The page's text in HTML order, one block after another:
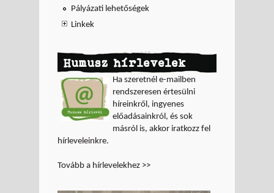
Pályázati lehetőségek
Linkek
Humusz hírlevelek
Ha szeretnél e-mailben
rendszeresen értesülni
híreinkről, ingyenes
előadásainkról, és sok
másról is, akkor iratkozz fel
hírleveleinkre.
Tovább a hírlevelekhez >>